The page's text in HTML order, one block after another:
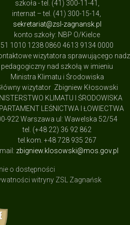
szkoła - tel. (41) 300-11-41,
internat – tel. (41) 300-15-14,
sekretariat@zsl-zagnansk.pl
konto szkoły: NBP O/Kielce
51 1010 1238 0860 4613 9134 0000
wizytatora sprawującego
pedagogiczny nad szkołą w imieniu
Ministra Klimatu i Środowiska
wizytator Zbigniew Kłosowski
KLIMATU I ŚRODOWISKA
LEŚNICTWA I ŁOWIECTWA
922 Warszawa ul: Wawelska 52/54
tel. (+48 22) 36 92 862
tel.kom. +48 728 935 267
zbigniew.klosowski@mos.gov.pl
o dostępności
witryny ZSL Zagnańsk